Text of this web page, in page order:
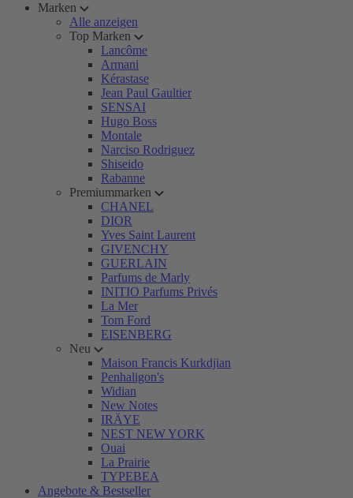
Marken
Alle anzeigen
Top Marken
Lancôme
Armani
Kérastase
Jean Paul Gaultier
SENSAI
Hugo Boss
Montale
Narciso Rodriguez
Shiseido
Rabanne
Premiummarken
CHANEL
DIOR
Yves Saint Laurent
GIVENCHY
GUERLAIN
Parfums de Marly
INITIO Parfums Privés
La Mer
Tom Ford
EISENBERG
Neu
Maison Francis Kurkdjian
Penhaligon's
Widian
New Notes
IRÄYE
NEST NEW YORK
Ouai
La Prairie
TYPEBEA
Angebote & Bestseller